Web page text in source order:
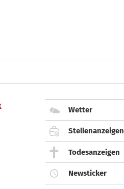
Wetter
Stellenanzeigen
Todesanzeigen
Newsticker